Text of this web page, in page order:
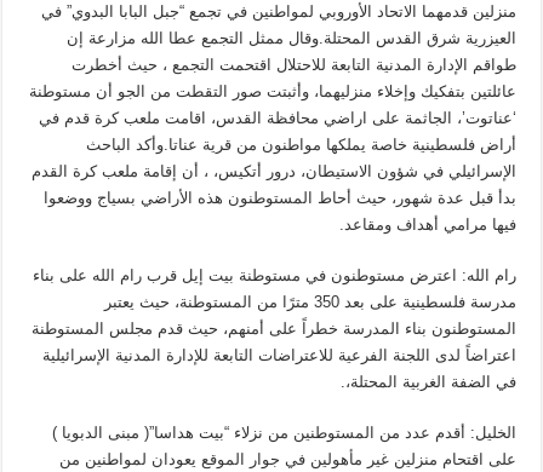
منزلين قدمهما الاتحاد الأوروبي لمواطنين في تجمع “جبل البابا البدوي” في
العيزرية شرق القدس المحتلة.وقال ممثل التجمع عطا الله مزارعة إن
طواقم الإدارة المدنية التابعة للاحتلال اقتحمت التجمع ، حيث أخطرت
عائلتين بتفكيك وإخلاء منزليهما، وأثبتت صور التقطت من الجو أن مستوطنة
‘عناتوت’، الجاثمة على اراضي محافظة القدس، اقامت ملعب كرة قدم في
أراض فلسطينية خاصة يملكها مواطنون من قرية عناتا.وأكد الباحث
الإسرائيلي في شؤون الاستيطان، درور أتكيس، ، أن إقامة ملعب كرة القدم
بدأ قبل عدة شهور، حيث أحاط المستوطنون هذه الأراضي بسياج ووضعوا
فيها مرامي أهداف ومقاعد.
رام الله: اعترض مستوطنون في مستوطنة بيت إيل قرب رام الله على بناء
مدرسة فلسطينية على بعد 350 مترًا من المستوطنة، حيث يعتبر
المستوطنون بناء المدرسة خطراً على أمنهم، حيث قدم مجلس المستوطنة
اعتراضاً لدى اللجنة الفرعية للاعتراضات التابعة للإدارة المدنية الإسرائيلية
في الضفة الغربية المحتلة،.
الخليل: أقدم عدد من المستوطنين من نزلاء “بيت هداسا”( مبنى الدبويا )
على اقتحام منزلين غير مأهولين في جوار الموقع يعودان لمواطنين من